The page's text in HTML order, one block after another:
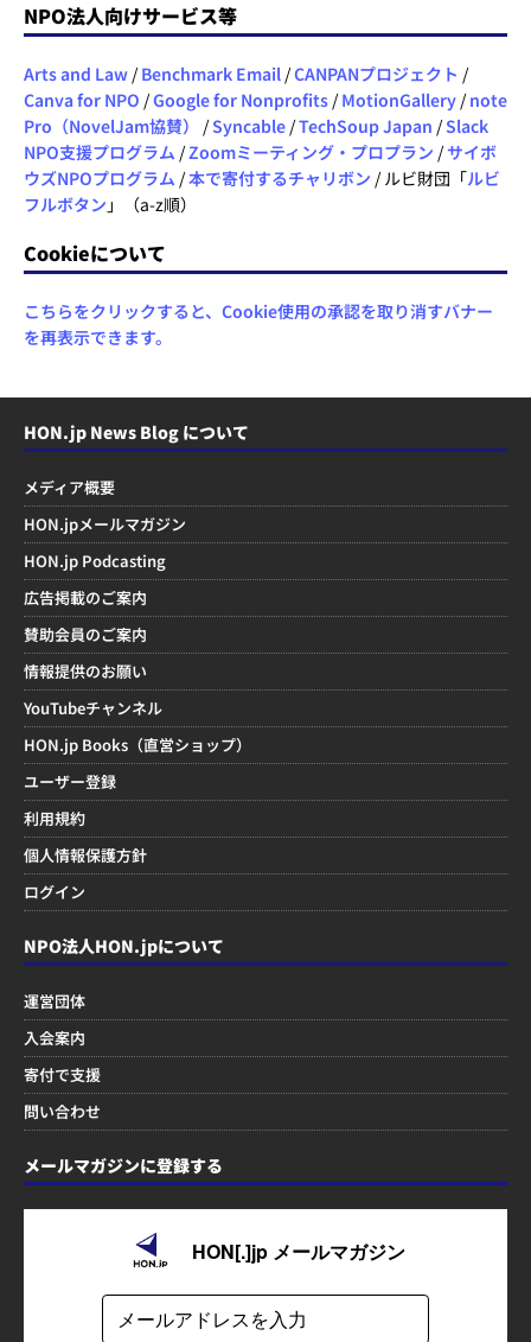
NPO法人向けサービス等
Arts and Law / Benchmark Email /CANPANプロジェクト /
Canva for NPO /Google for Nonprofits / MotionGallery / note
Pro（NovelJam協賛）
/Syncable /TechSoup Japan /Slack
NPO支援プログラム /Zoomミーティング・プロプラン /サイボ
ウズNPOプログラム /本で寄付するチャリボン / ルビ財団「ルビ
フルボタン 」（a-z順）
Cookieについて
こちらをクリックすると、Cookie使用の承認を取り消すバナー
を再表示できます。
HON.jp News Blog について
メディア概要
HON.jpメールマガジン
HON.jp Podcasting
広告掲載のご案内
賛助会員のご案内
情報提供のお願い
YouTubeチャンネル
HON.jp Books（直営ショップ）
ユーザー登録
利用規約
個人情報保護方針
ログイン
NPO法人HON.jpについて
運営団体
入会案内
寄付で支援
問い合わせ
メールマガジンに登録する